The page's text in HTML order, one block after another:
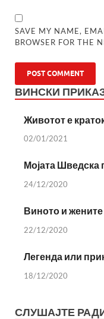
SAVE MY NAME,
BROWSER FOR THE
ВИНСКИ
Животот е
02/01/2021
Мојата Шведска
24/12/2020
Виното и жените
22/12/2020
Легенда или
18/12/2020
СЛУШАЈТЕ